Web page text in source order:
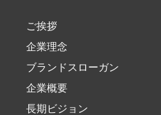
ご挨拶
企業理念
ブランドスローガン
企業概要
長期ビジョン